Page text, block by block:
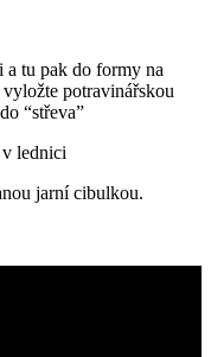
a tu pak do formy na
potravinářskou
“střeva”
lednici
jarní cibulkou.